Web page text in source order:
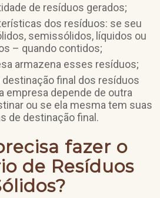
de resíduos gerados;
dos resíduos: se seu
semissólidos, líquidos ou
– quando contidos;
armazena esses resíduos;
destinação final dos resíduos
empresa depende de outra
ou se ela mesma tem suas
de destinação final.
fazer o
de Resíduos